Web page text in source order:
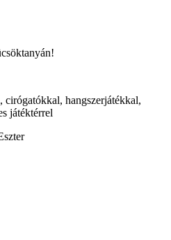
hangszerjátékkal,
játéktérrel